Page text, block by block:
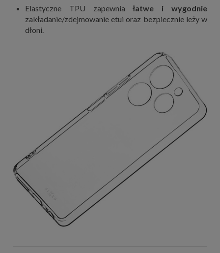
Elastyczne TPU zapewnia łatwe i wygodnie
zakładanie/zdejmowanie etui oraz bezpiecznie leży w
dłoni.